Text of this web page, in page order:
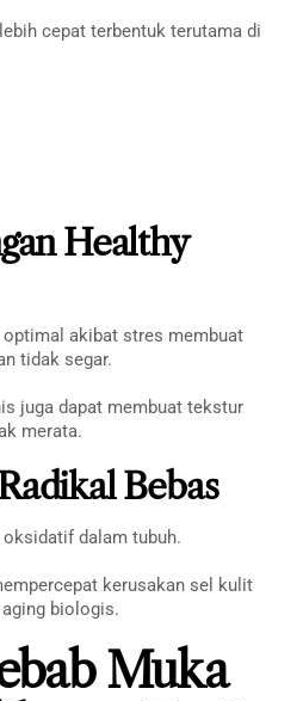
cepat terbentuk terutama di
Healthy
akibat stres membuat
tidak segar.
juga dapat membuat tekstur
merata.
Bebas
dalam tubuh.
kerusakan sel kulit
biologis.
Muka